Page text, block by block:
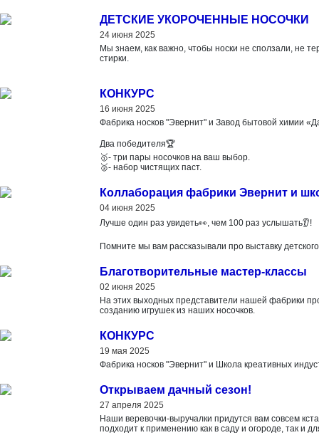
ДЕТСКИЕ УКОРОЧЕННЫЕ НОСОЧКИ
24 июня 2025
Мы знаем, как важно, чтобы носки не сползали, не
стирки.
КОНКУРС
16 июня 2025
Фабрика носков "Эвернит" и Завод бытовой химии
Два победителя🏆
🥇- три пары носочков на ваш выбор.
🥈- набор чистящих паст.
Коллаборация фабрики Эвернит и
04 июня 2025
Лучше один раз увидеть👀, чем 100 раз услышать👂!
Помните мы вам рассказывали про выставку
Благотворительные мастер-классы
02 июня 2025
На этих выходных представители нашей фабрики
созданию игрушек из наших носочков.
КОНКУРС
19 мая 2025
Фабрика носков "Эвернит" и Школа креативных
Открываем дачный сезон!
27 апреля 2025
Наши веревочки-выручалки придутся вам совсем
подходит к применению как в саду и огороде, так и